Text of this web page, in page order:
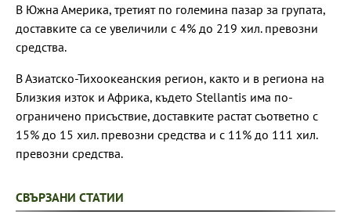
В Южна Америка, третият по големина пазар за групата,
доставките са се увеличили с 4% до 219 хил. превозни
средства.
В Азиатско-Тихоокеанския регион, както и в региона на
Близкия изток и Африка, където Stellantis има по-
ограничено присъствие, доставките растат съответно с
15% до 15 хил. превозни средства и с 11% до 111 хил.
превозни средства.
СВЪРЗАНИ СТАТИИ